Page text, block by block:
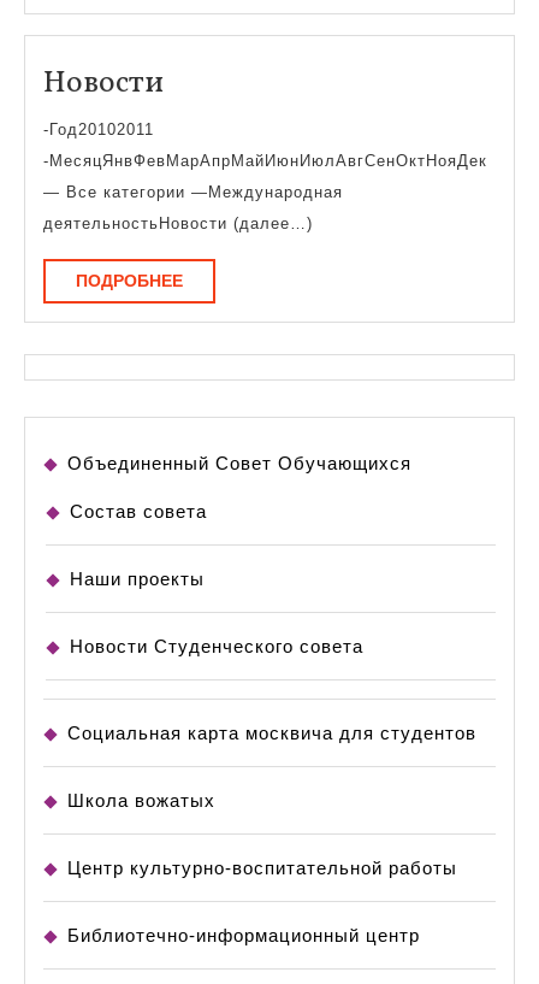
история
тем,
что
дорого
не
взирая
на
преграды,
устраиваемые
Новости
-Год20102011
-МесяцЯнвФевМарАпрМайИюнИюлАвгСенОктНояДек
— Все категории —Международная
деятельностьНовости (далее…)
ПОДРОБНЕЕПОДРОБНЕЕ
Объединенный Совет Обучающихся
Состав совета
Наши проекты
Новости Студенческого совета
Социальная карта москвича для студентов
Школа вожатых
Центр культурно-воспитательной работы
Библиотечно-информационный центр